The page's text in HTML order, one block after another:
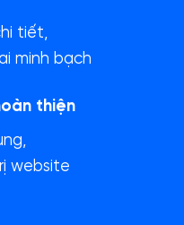
tiết,
minh bạch
thiện
website